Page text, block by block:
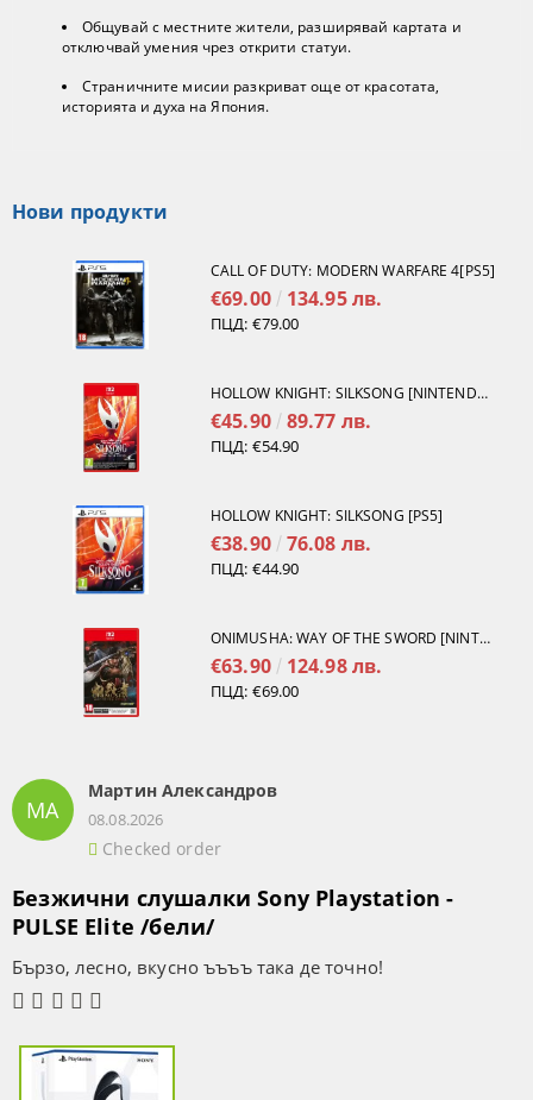
Общувай с местните жители, разширявай картата и
отключвай умения чрез открити статуи.
Страничните мисии разкриват още от красотата,
историята и духа на Япония.
Нови продукти
CALL OF DUTY: MODERN WARFARE 4[PS5]
€69.00 134.95 лв.
ПЦД: €79.00
HOLLOW KNIGHT: SILKSONG [NINTENDO SWITCH 2]
€45.90 89.77 лв.
ПЦД: €54.90
HOLLOW KNIGHT: SILKSONG [PS5]
€38.90 76.08 лв.
ПЦД: €44.90
ONIMUSHA: WAY OF THE SWORD [NINTENDO SWITCH 2]
€63.90 124.98 лв.
ПЦД: €69.00
МА
Мартин Александров
08.08.2026
Checked order
Безжични слушалки Sony Playstation -
PULSE Elite /бели/
Бързо, лесно, вкусно ъъъъ така де точно!